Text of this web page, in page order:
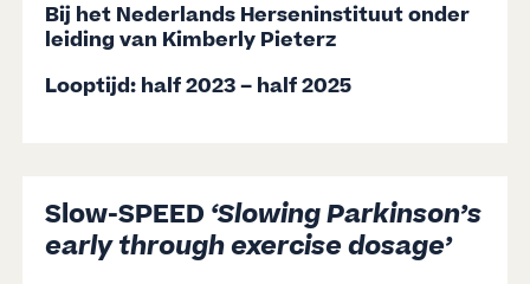
Bij het Nederlands Herseninstituut onder
leiding van Kimberly Pieterz
Looptijd: half 2023 – half 2025
Slow-SPEED ‘Slowing Parkinson’s
early through exercise dosage’